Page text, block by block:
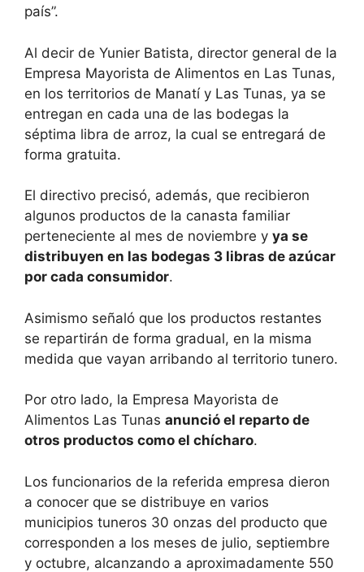
país”.
Al decir de Yunier Batista, director general de la
Empresa Mayorista de Alimentos en Las Tunas,
en los territorios de Manatí y Las Tunas, ya se
entregan en cada una de las bodegas la
séptima libra de arroz, la cual se entregará de
forma gratuita.
El directivo precisó, además, que recibieron
algunos productos de la canasta familiar
perteneciente al mes de noviembre y ya se
distribuyen en las bodegas 3 libras de azúcar
por cada consumidor.
Asimismo señaló que los productos restantes
se repartirán de forma gradual, en la misma
medida que vayan arribando al territorio tunero.
Por otro lado, la Empresa Mayorista de
Alimentos Las Tunas anunció el reparto de
otros productos como el chícharo.
Los funcionarios de la referida empresa dieron
a conocer que se distribuye en varios
municipios tuneros 30 onzas del producto que
corresponden a los meses de julio, septiembre
y octubre, alcanzando a aproximadamente 550